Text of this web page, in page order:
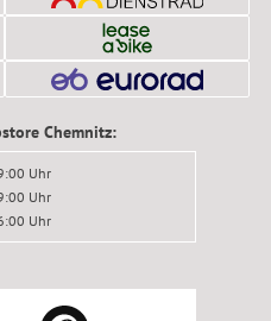
Chemnitz:
Uhr
Uhr
Uhr